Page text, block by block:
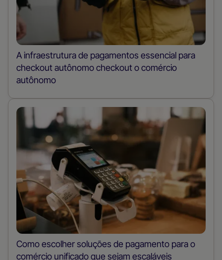
A infraestrutura de pagamentos essencial para
checkout autônomo checkout o comércio
autônomo
Como escolher soluções de pagamento para o
comércio unificado que sejam escaláveis